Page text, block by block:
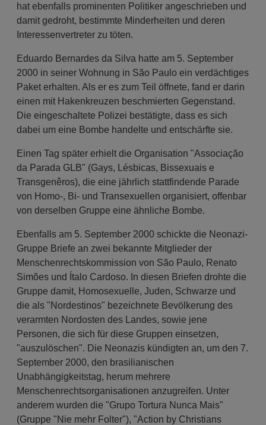
hat ebenfalls prominenten Politiker angeschrieben und
damit gedroht, bestimmte Minderheiten und deren
Interessenvertreter zu töten.
Eduardo Bernardes da Silva hatte am 5. September
2000 in seiner Wohnung in São Paulo ein verdächtiges
Paket erhalten. Als er es zum Teil öffnete, fand er darin
einen mit Hakenkreuzen beschmierten Gegenstand.
Die eingeschaltete Polizei bestätigte, dass es sich
dabei um eine Bombe handelte und entschärfte sie.
Einen Tag später erhielt die Organisation "Associação
da Parada GLB" (Gays, Lésbicas, Bissexuais e
Transgenêros), die eine jährlich stattfindende Parade
von Homo-, Bi- und Transexuellen organisiert, offenbar
von derselben Gruppe eine ähnliche Bombe.
Ebenfalls am 5. September 2000 schickte die Neonazi-
Gruppe Briefe an zwei bekannte Mitglieder der
Menschenrechtskommission von São Paulo, Renato
Simões und Ítalo Cardoso. In diesen Briefen drohte die
Gruppe damit, Homosexuelle, Juden, Schwarze und
die als "Nordestinos" bezeichnete Bevölkerung des
verarmten Nordosten des Landes, sowie jene
Personen, die sich für diese Gruppen einsetzen,
"auszulöschen". Die Neonazis kündigten an, um den 7.
September 2000, den brasilianischen
Unabhängigkeitstag, herum mehrere
Menschenrechtsorganisationen anzugreifen. Unter
anderem wurden die "Grupo Tortura Nunca Mais"
(Gruppe "Nie mehr Folter"), "Action by Christians